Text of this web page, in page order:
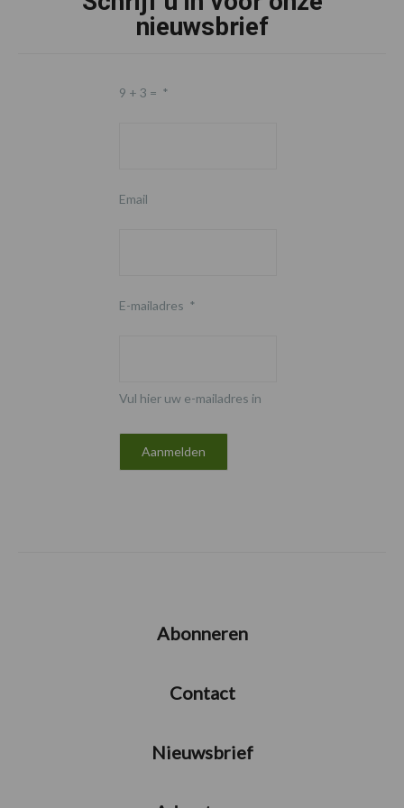
nieuwsbrief
9 + 3 = *
Email
E-mailadres *
Vul hier uw e-mailadres in
Abonneren
Contact
Nieuwsbrief